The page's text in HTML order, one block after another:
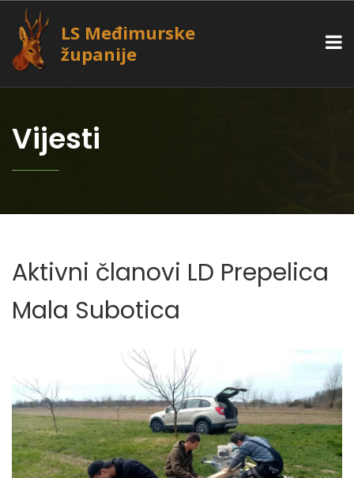
LS Međimurske
županije
Vijesti
Aktivni članovi LD Prepelica
Mala Subotica